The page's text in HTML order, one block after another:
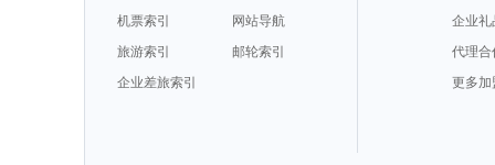
机票索引
网站导航
旅游索引
邮轮索引
企业差旅索引
企业礼
代理合
更多加